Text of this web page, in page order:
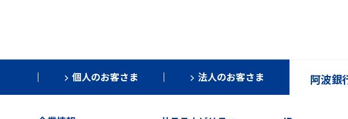
個人のお客さま 法人のお客さま 阿波銀